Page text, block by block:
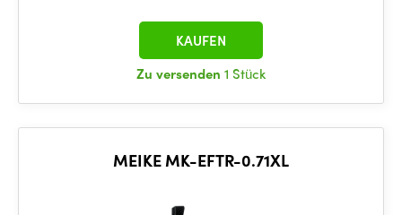
Zu versenden 1 Stück
KAUFEN
MEIKE MK-EFTR-0.71XL